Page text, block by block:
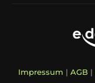
Impressum | AGB |